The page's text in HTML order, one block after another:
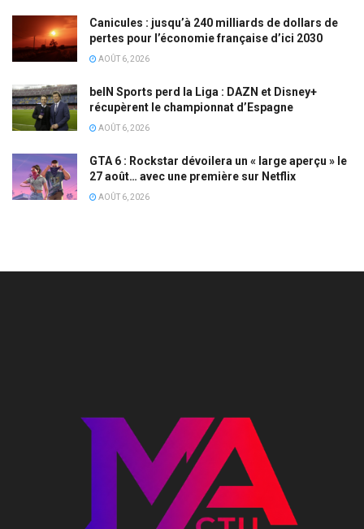
Canicules : jusqu’à 240 milliards de dollars de
pertes pour l’économie française d’ici 2030
AOÛT 6, 2026
beIN Sports perd la Liga : DAZN et Disney+
récupèrent le championnat d’Espagne
AOÛT 6, 2026
GTA 6 : Rockstar dévoilera un « large aperçu » le
27 août… avec une première sur Netflix
AOÛT 6, 2026